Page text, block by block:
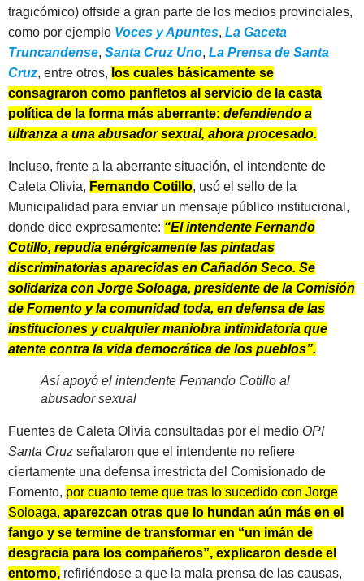
tragicómico) offside a gran parte de los medios provinciales,
como por ejemplo Voces y Apuntes, La Gaceta
Truncandense, Santa Cruz Uno, La Prensa de Santa
Cruz, entre otros, los cuales básicamente se
consagraron como panfletos al servicio de la casta
política de la forma más aberrante: defendiendo a
ultranza a una abusador sexual, ahora procesado.
Incluso, frente a la aberrante situación, el intendente de
Caleta Olivia, Fernando Cotillo, usó el sello de la
Municipalidad para enviar un mensaje público institucional,
donde dice expresamente: “El intendente Fernando
Cotillo, repudia enérgicamente las pintadas
discriminatorias aparecidas en Cañadón Seco. Se
solidariza con Jorge Soloaga, presidente de la Comisión
de Fomento y la comunidad toda, en defensa de las
instituciones y cualquier maniobra intimidatoria que
atente contra la vida democrática de los pueblos”.
Así apoyó el intendente Fernando Cotillo al
abusador sexual
Fuentes de Caleta Olivia consultadas por el medio OPI
Santa Cruz señalaron que el intendente no refiere
ciertamente una defensa irrestricta del Comisionado de
Fomento, por cuanto teme que tras lo sucedido con Jorge
Soloaga, aparezcan otras que lo hundan aún más en el
fango y se termine de transformar en “un imán de
desgracia para los compañeros”, explicaron desde el
entorno, refiriéndose a que la mala prensa de las causas,